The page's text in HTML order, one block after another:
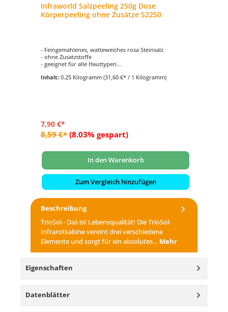
Infraworld Salzpeeling 250g Dose
Körperpeeling ohne Zusätze S2250
- Feingemahlenes, watteweiches rosa Steinsalz
- ohne Zusatzstoffe
- geeignet für alle Hauttypen
Inhalt: 0.25 Kilogramm (31,60 €* / 1 Kilogramm)
7,90 €*
8,59 €* (8.03% gespart)
In den Warenkorb
Zum Vergleich hinzufügen
Beschreibung
TrioSol - Das ist Lebensqualität! Die TrioSol-
Infrarotkabine vereint drei verschiedene
Elemente und sorgt für ein absolutes… Mehr
Eigenschaften
Datenblätter